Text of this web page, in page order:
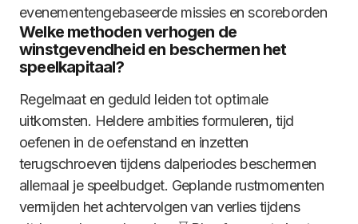
evenementengebaseerde missies en scoreborden
Welke methoden verhogen de
winstgevendheid en beschermen het
speelkapitaal?
Regelmaat en geduld leiden tot optimale
uitkomsten. Heldere ambities formuleren, tijd
oefenen in de oefenstand en inzetten
terugschroeven tijdens dalperiodes beschermen
allemaal je speelbudget. Geplande rustmomenten
vermijden het achtervolgen van verlies tijdens